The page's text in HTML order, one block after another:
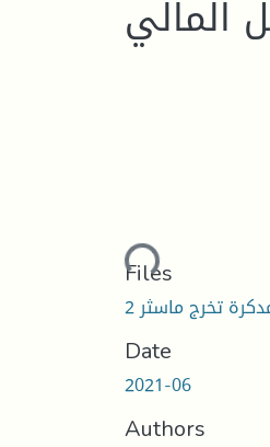
المالي
Loading...
Files
Date
2021-06
Authors